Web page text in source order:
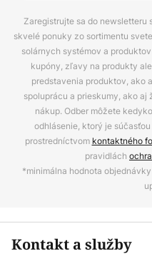
Zaregistrujte sa do newsletteru
skvelé ponuky zo sortimentu
solárnych systémov a
kupóny, zľavy na produkty
predstavenia produktov, ako
spoluprácu a prieskumy, ako
nákup. Odber môžete
odhlásenie, ktorý je
prostredníctvom kontaktného
pravidlách
*minimálna hodnota
Kontakt a služby